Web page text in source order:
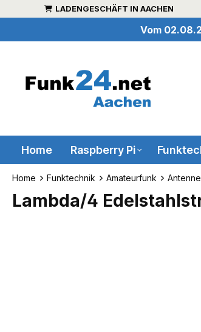
springenLADENGESCHÄFT IN AACHEN
Vom
Home Raspberry Pi
Home Funktechnik Amateurfunk
Lambda/4